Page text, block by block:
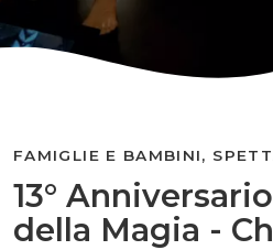
13°
della Magia -
FAMIGLIE E BAMBINI,